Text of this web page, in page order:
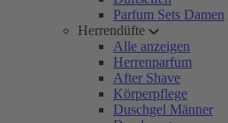
Parfum Sets Damen
Herrendüfte
Alle anzeigen
Herrenparfum
After Shave
Körperpflege
Duschgel Männer